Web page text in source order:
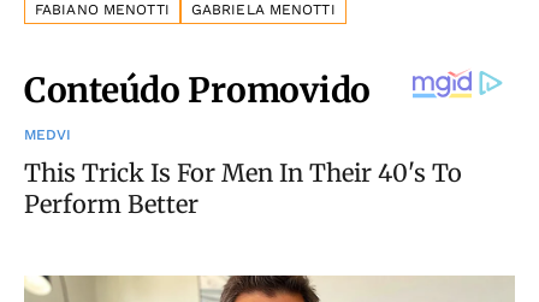
FABIANO MENOTTI GABRIELA MENOTTI